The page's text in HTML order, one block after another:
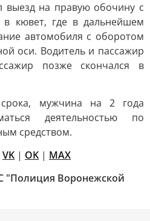
выезд на правую обочину с
кювет, где в дальнейшем
автомобиля с оборотом
оси. Водитель и пассажир
позже скончался в
мужчина на 2 года
деятельностью по
средством.
VK | OK | MAX
"Полиция Воронежской